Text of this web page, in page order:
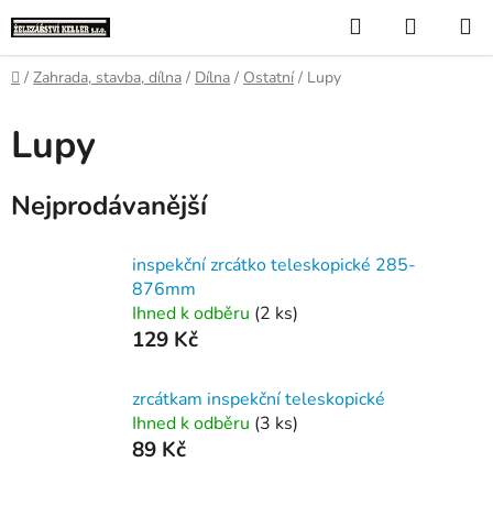
na
obsah
Hledat
KOŠÍK
Domů
/ Zahrada, stavba, dílna / Dílna / Ostatní / Lupy
Lupy
Nejprodávanější
inspekční zrcátko teleskopické 285-
876mm
Ihned k odběru (2 ks)
129 Kč
zrcátkam inspekční teleskopické
Ihned k odběru (3 ks)
89 Kč